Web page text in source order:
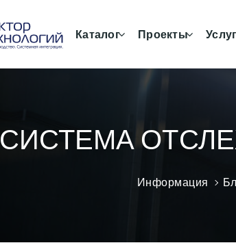
Каталог Проекты
СИСТЕМА
Информация